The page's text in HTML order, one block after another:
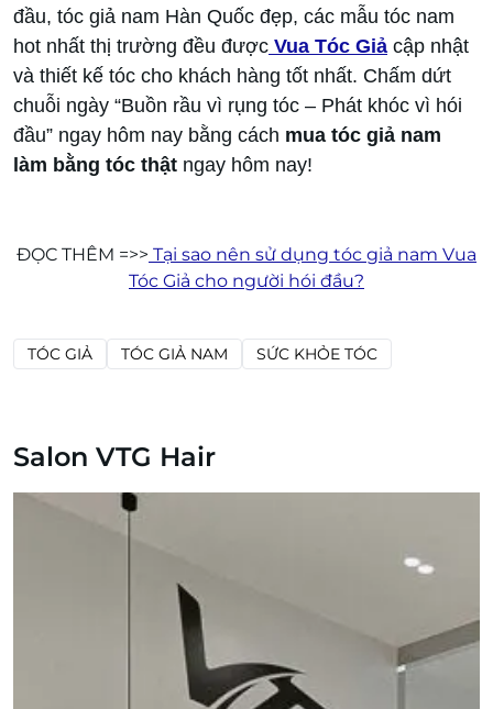
đầu, tóc giả nam Hàn Quốc đẹp, các mẫu tóc nam
hot nhất thị trường đều được Vua Tóc Giả cập nhật
và thiết kế tóc cho khách hàng tốt nhất. Chấm dứt
chuỗi ngày “Buồn rầu vì rụng tóc – Phát khóc vì hói
đầu” ngay hôm nay bằng cách mua tóc giả nam
làm bằng tóc thật ngay hôm nay!
ĐỌC THÊM =>> Tại sao nên sử dụng tóc giả nam Vua
Tóc Giả cho người hói đầu?
TÓC GIẢ TÓC GIẢ NAM SỨC KHỎE TÓC
Salon VTG Hair